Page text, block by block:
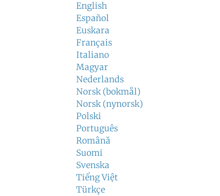
English
Español
Euskara
Français
Italiano
Magyar
Nederlands
Norsk (bokmål)
Norsk (nynorsk)
Polski
Português
Română
Suomi
Svenska
Tiếng Việt
Türkçe